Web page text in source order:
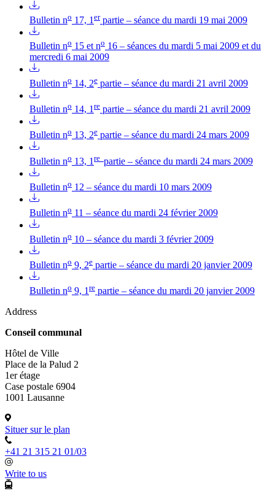
Bulletin no 17, 1 erpartie – séance du mardi 19 mai 2009
Bulletin no 15 et no 16 – séances du mardi 5 mai 2009 et du
mercredi 6 mai 2009
Bulletin no 14, 2e partie – séance du mardi 21 avril 2009
Bulletin no 14, 1 re partie – séance du mardi 21 avril 2009
Bulletin no 13, 2e partie – séance du mardi 24 mars 2009
Bulletin no 13, 1 re partie – séance du mardi 24 mars 2009
Bulletin no 12 – séance du mardi 10 mars 2009
Bulletin no 11 – séance du mardi 24 février 2009
Bulletin no 10 – séance du mardi 3 février 2009
Bulletin no 9, 2e partie – séance du mardi 20 janvier 2009
Bulletin no 9, 1re partie – séance du mardi 20 janvier 2009
Address
Conseil communal
Hôtel de Ville
Place de la Palud 2
1er étage
Case postale 6904
1001 Lausanne
Situer sur le plan
+41 21 315 21 01/03
Write to us